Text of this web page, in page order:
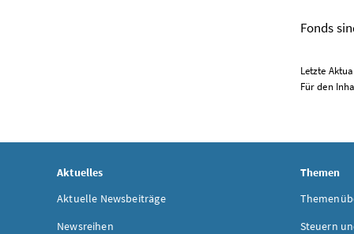
Fonds
Letzte
Für den
Aktuelles
Aktuelle Newsbeiträge
Newsreihen
Themen
Steuern